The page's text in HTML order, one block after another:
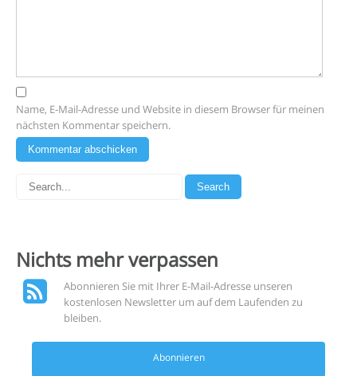
Name, E-Mail-Adresse und Website in diesem Browser für meinen
nächsten Kommentar speichern.
Nichts mehrverpassen
Abonnieren Sie mit Ihrer E-Mail-Adresse unseren
kostenlosen Newsletter um auf dem Laufenden zu
bleiben.
Abonnieren